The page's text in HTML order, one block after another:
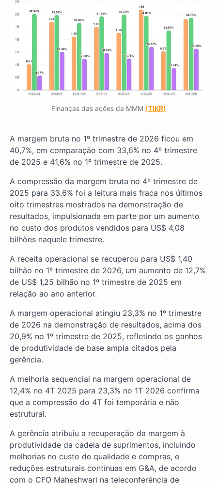
Finanças das ações da MMM (TIKR)
A margem bruta no 1º trimestre de 2026 ficou em
40,7%, em comparação com 33,6% no 4º trimestre
de 2025 e 41,6% no 1º trimestre de 2025.
A compressão da margem bruta no 4º trimestre de
2025 para 33,6% foi a leitura mais fraca nos últimos
oito trimestres mostrados na demonstração de
resultados, impulsionada em parte por um aumento
no custo dos produtos vendidos para US$ 4,08
bilhões naquele trimestre.
A receita operacional se recuperou para US$ 1,40
bilhão no 1º trimestre de 2026, um aumento de 12,7%
de US$ 1,25 bilhão no 1º trimestre de 2025 em
relação ao ano anterior.
A margem operacional atingiu 23,3% no 1º trimestre
de 2026 na demonstração de resultados, acima dos
20,9% no 1º trimestre de 2025, refletindo os ganhos
de produtividade de base ampla citados pela
gerência.
A melhoria sequencial na margem operacional de
12,4% no 4T 2025 para 23,3% no 1T 2026 confirma
que a compressão do 4T foi temporária e não
estrutural.
A gerência atribuiu a recuperação da margem à
produtividade da cadeia de suprimentos, incluindo
melhorias no custo de qualidade e compras, e
reduções estruturais contínuas em G&A, de acordo
com o CFO Maheshwari na teleconferência de